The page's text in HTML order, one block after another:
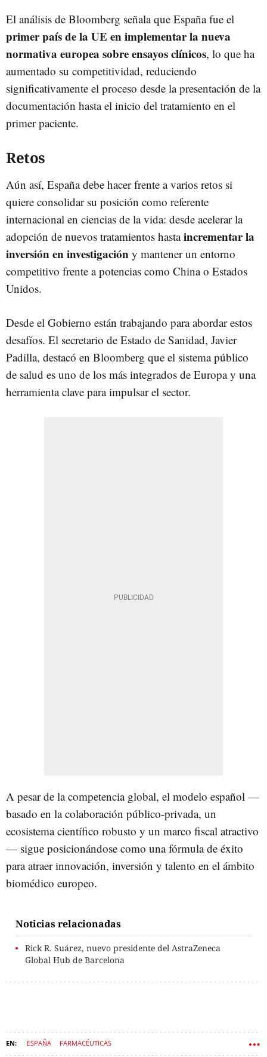
El análisis de Bloomberg señala que España fue el
primer país de la UE en implementar la nueva
normativa europea sobre ensayos clínicos, lo que ha
aumentado su competitividad, reduciendo
significativamente el proceso desde la presentación de la
documentación hasta el inicio del tratamiento en el
primer paciente.
Retos
Aún así, España debe hacer frente a varios retos si
quiere consolidar su posición como referente
internacional en ciencias de la vida: desde acelerar la
adopción de nuevos tratamientos hastaincrementar la
inversión en investigación y mantener un entorno
competitivo frente a potencias como China o Estados
Unidos.
Desde el Gobierno están trabajando para abordar estos
desafíos. El secretario de Estado de Sanidad, Javier
Padilla, destacó en Bloomberg que el sistema público
de salud es uno de los más integrados de Europa y una
herramienta clave para impulsar el sector.
A pesar de la competencia global, el modelo español —
basado en la colaboración público-privada, un
ecosistema científico robusto y un marco fiscal atractivo
— sigue posicionándose como una fórmula de éxito
para atraer innovación, inversión y talento en el ámbito
biomédico europeo.
Noticias relacionadas
Rick R. Suárez, nuevo presidente del AstraZeneca
Global Hub de Barcelona
ESPAÑA FARMACÉUTICAS